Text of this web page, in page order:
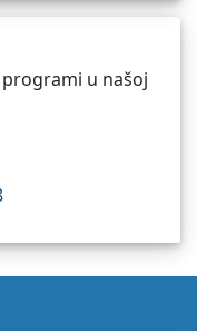
programi u našoj